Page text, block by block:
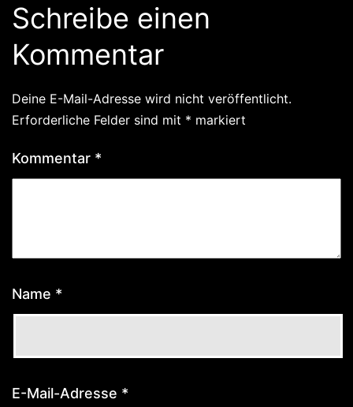
Schreibe einen
Kommentar
Deine E-Mail-Adresse wird nicht veröffentlicht.
Erforderliche Felder sind mit * markiert
Kommentar *
Name *
E-Mail-Adresse *